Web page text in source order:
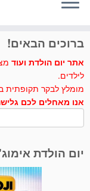
לחצו לנו לייק
ברוכים הבאים!
אתר יום הולדת ועוד
לילדים.
מומלץ לבקר תקופתית
אנו מאחלים לכם
יום הולדת